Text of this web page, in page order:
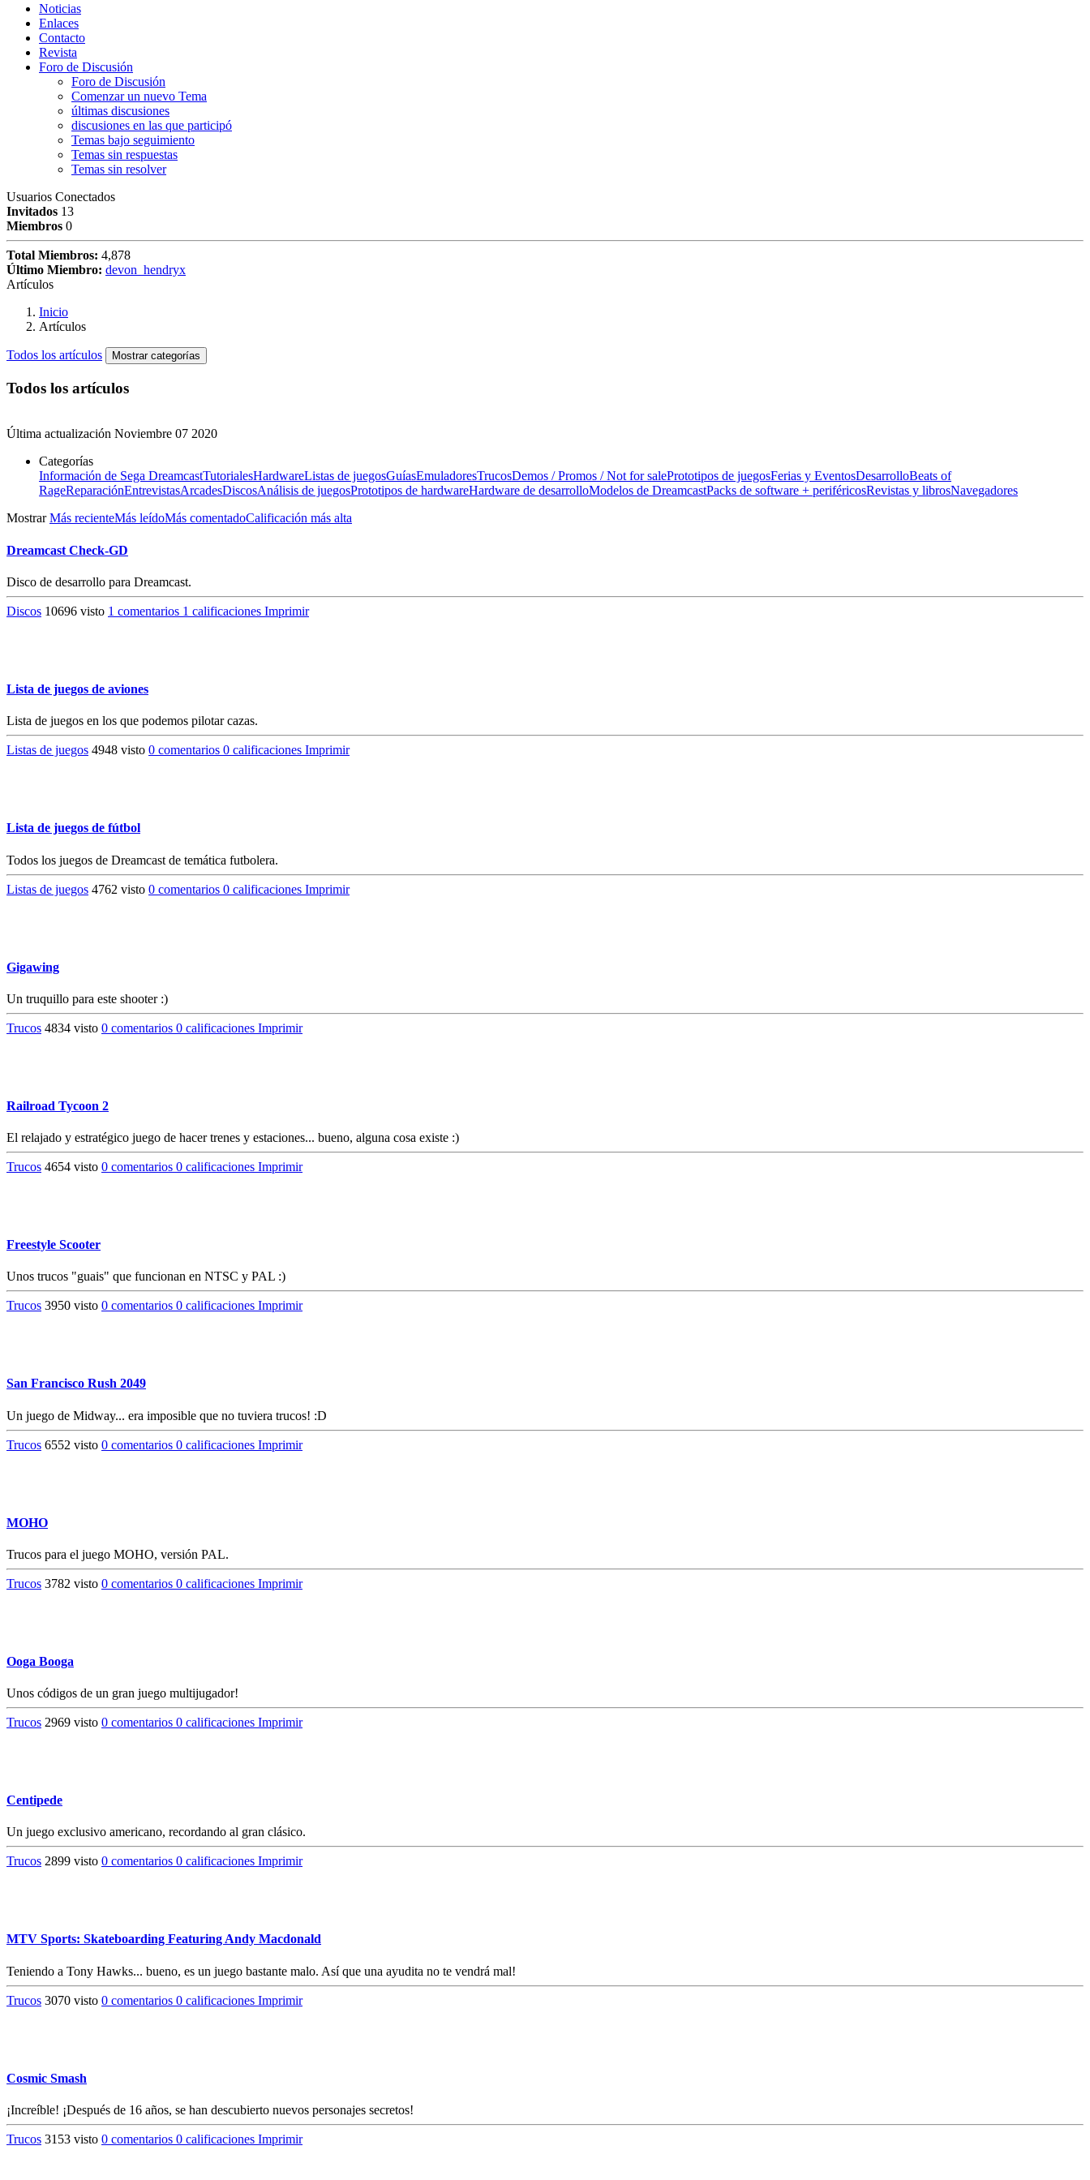
Noticias
Enlaces
Contacto
Revista
Foro de Discusión
Foro de Discusión
Comenzar un nuevo Tema
últimas discusiones
discusiones en las que participó
Temas bajo seguimiento
Temas sin respuestas
Temas sin resolver
Usuarios Conectados
Invitados 13
Miembros 0
Total Miembros: 4,878
Último Miembro: devon_hendryx
Artículos
Inicio
Artículos
Todos los artículos Mostrar categorías
Todos los artículos
Última actualización Noviembre 07 2020
Categorías
Información de Sega DreamcastTutorialesHardwareListas de juegosGuíasEmuladoresTrucosDemos / Promos / Not for salePrototipos de juegosFerias y EventosDesarrolloBeats of
RageReparaciónEntrevistasArcadesDiscosAnálisis de juegosPrototipos de hardwareHardware de desarrolloModelos de DreamcastPacks de software + periféricosRevistas y librosNavegadores
Mostrar Más recienteMás leídoMás comentadoCalificación más alta
Dreamcast Check-GD
Disco de desarrollo para Dreamcast.
Discos 10696 visto 1 comentarios 1 calificaciones Imprimir
Lista de juegos de aviones
Lista de juegos en los que podemos pilotar cazas.
Listas de juegos 4948 visto 0 comentarios 0 calificaciones Imprimir
Lista de juegos de fútbol
Todos los juegos de Dreamcast de temática futbolera.
Listas de juegos 4762 visto 0 comentarios 0 calificaciones Imprimir
Gigawing
Un truquillo para este shooter :)
Trucos 4834 visto 0 comentarios 0 calificaciones Imprimir
Railroad Tycoon 2
El relajado y estratégico juego de hacer trenes y estaciones... bueno, alguna cosa existe :)
Trucos 4654 visto 0 comentarios 0 calificaciones Imprimir
Freestyle Scooter
Unos trucos "guais" que funcionan en NTSC y PAL :)
Trucos 3950 visto 0 comentarios 0 calificaciones Imprimir
San Francisco Rush 2049
Un juego de Midway... era imposible que no tuviera trucos! :D
Trucos 6552 visto 0 comentarios 0 calificaciones Imprimir
MOHO
Trucos para el juego MOHO, versión PAL.
Trucos 3782 visto 0 comentarios 0 calificaciones Imprimir
Ooga Booga
Unos códigos de un gran juego multijugador!
Trucos 2969 visto 0 comentarios 0 calificaciones Imprimir
Centipede
Un juego exclusivo americano, recordando al gran clásico.
Trucos 2899 visto 0 comentarios 0 calificaciones Imprimir
MTV Sports: Skateboarding Featuring Andy Macdonald
Teniendo a Tony Hawks... bueno, es un juego bastante malo. Así que una ayudita no te vendrá mal!
Trucos 3070 visto 0 comentarios 0 calificaciones Imprimir
Cosmic Smash
¡Increíble! ¡Después de 16 años, se han descubierto nuevos personajes secretos!
Trucos 3153 visto 0 comentarios 0 calificaciones Imprimir